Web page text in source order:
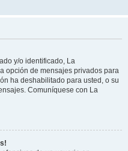
y/o identificado, La
opción de mensajes privados para
ha deshabilitado para usted, o su
Comuníquese con La